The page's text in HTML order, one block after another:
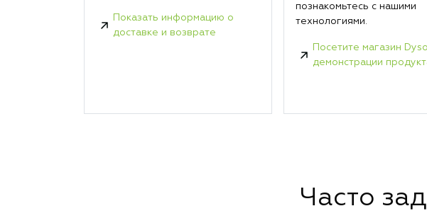
Показать информацию о
доставке и возврате
познакомьтесь с нашими
технологиями.
Посетите магазин
демонстрации
Часто